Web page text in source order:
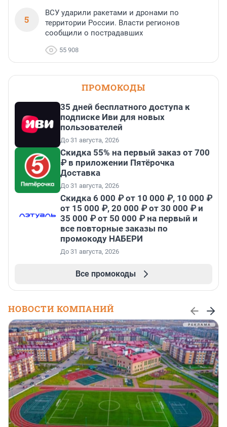
5
ВСУ ударили ракетами и дронами по
территории России. Власти регионов
сообщили о пострадавших
55 908
ПРОМОКОДЫ
35 дней бесплатного доступа к
подписке Иви для новых
пользователей
До 31 августа, 2026
Скидка 55% на первый заказ от 700
₽ в приложении Пятёрочка
Доставка
До 31 августа, 2026
Скидка 6 000 ₽ от 10 000 ₽, 10 000 ₽
от 15 000 ₽, 20 000 ₽ от 30 000 ₽ и
35 000 ₽ от 50 000 ₽ на первый и
все повторные заказы по
промокоду НАБЕРИ
До 31 августа, 2026
Все промокоды
НОВОСТИ КОМПАНИЙ